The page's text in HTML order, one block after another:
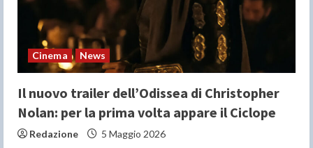
n
g
Cinema News
Il nuovo trailer dell’Odissea di Christopher
Nolan: per la prima volta appare il Ciclope
Redazione 5 Maggio 2026